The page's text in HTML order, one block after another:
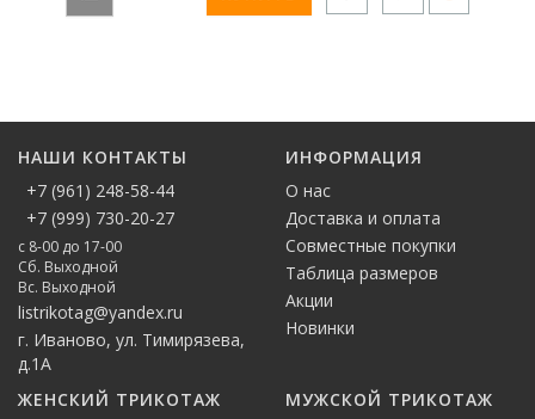
НАШИ КОНТАКТЫ
+7 (961) 248-58-44
+7 (999) 730-20-27
с 8-00 до 17-00
Сб. Выходной
Вс. Выходной
listrikotag@yandex.ru
г. Иваново, ул. Тимирязева,
д.1А
ИНФОРМАЦИЯ
О нас
Доставка и оплата
Совместные покупки
Таблица размеров
Акции
Новинки
ЖЕНСКИЙ ТРИКОТАЖ
МУЖСКОЙ ТРИКОТАЖ